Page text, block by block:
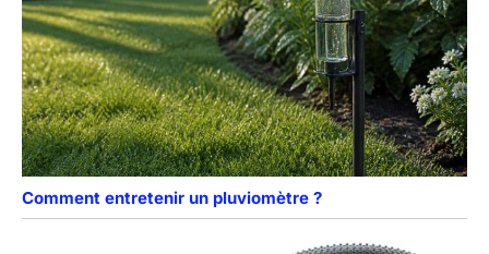
Comment entretenir un pluviomètre ?